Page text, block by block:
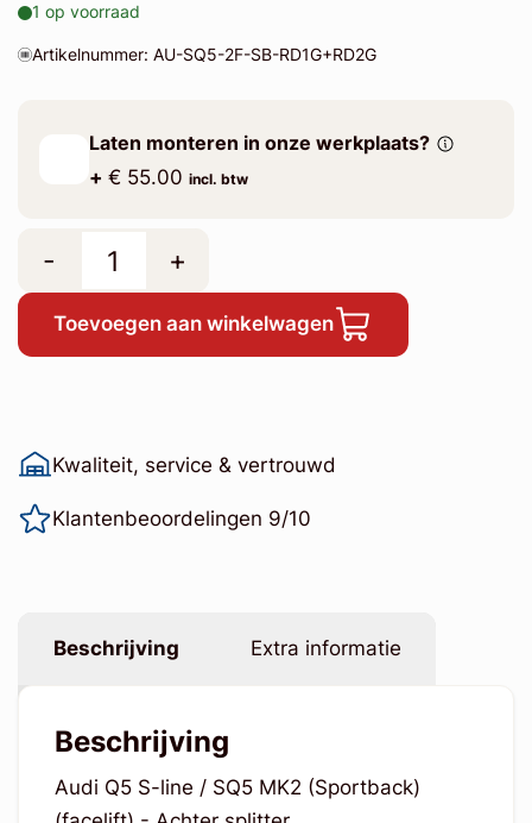
1 op voorraad
Artikelnummer: AU-SQ5-2F-SB-RD1G+RD2G
Laten monteren in onze werkplaats?
+ € 55.00 incl. btw
- +
Toevoegen aan winkelwagen
Kwaliteit, service & vertrouwd
Klantenbeoordelingen 9/10
Beschrijving Extra informatie
Beschrijving
Audi Q5 S-line / SQ5 MK2 (Sportback)